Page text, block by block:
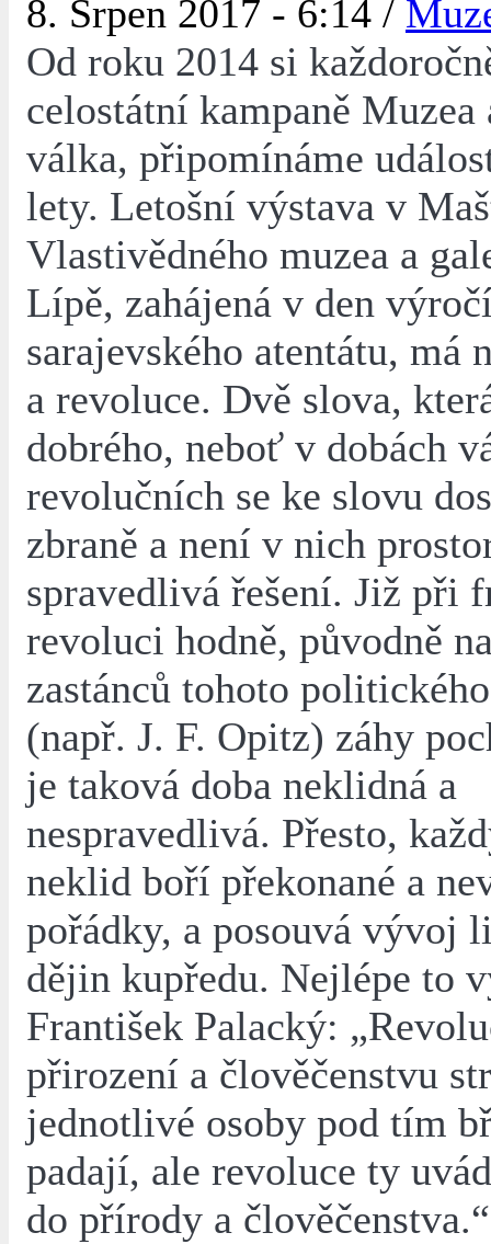
8. Srpen 2017 - 6:14 /
Od roku 2014 si
celostátní kampaně Muzea
válka, připomínáme
lety. Letošní výstava v
Vlastivědného muzea a
Lípě, zahájená v den
sarajevského atentátu, má
a revoluce. Dvě slova,
dobrého, neboť v dobách
revolučních se ke slovu
zbraně a není v nich
spravedlivá řešení. Již při
revoluci hodně, původně
zastánců tohoto
(např. J. F. Opitz) záhy
je taková doba neklidná a
nespravedlivá. Přesto,
neklid boří překonané a
pořádky, a posouvá vývoj
dějin kupředu. Nejlépe to
František Palacký:
přirození a člověčenstvu
jednotlivé osoby pod tím
padají, ale revoluce ty
do přírody a člověčenstva.“